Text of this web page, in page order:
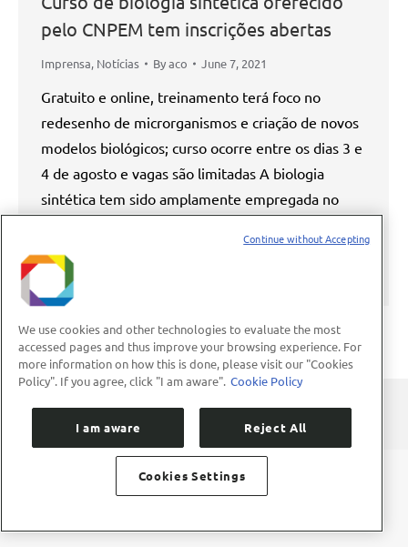
pelo CNPEM tem inscrições abertas
Imprensa, Notícias Byaco June 7, 2021
Gratuito e online, treinamento terá foco no
redesenho de microrganismos e criação de novos
modelos biológicos; curso ocorre entre os dias 3 e
4 de agosto e vagas são limitadas A biologia
sintética tem sido amplamente empregada no
modelos biológicos com aplicações industriais
diversas. Capacitar e atualizar especialistas…
We use cookies and other technologies to evaluate the most
accessed pages and thus improve your browsing experience. For
more information on how this is done, please visit our "Cookies
Policy". If you agree, click "I am aware". Cookie Policy
I am aware Reject All
Cookies Settings
Continue without Accepting